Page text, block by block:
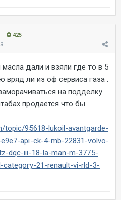
425
дали и взяли где то в 5
вряд ли из оф сервиса газа .
на подделку
продаётся что бы
95618-lukoil-avantgarde-
api-ck-4-mb-22831-volvo-
dqc-iii-18-la-man-m-3775-
21-renault-vi-rld-3-